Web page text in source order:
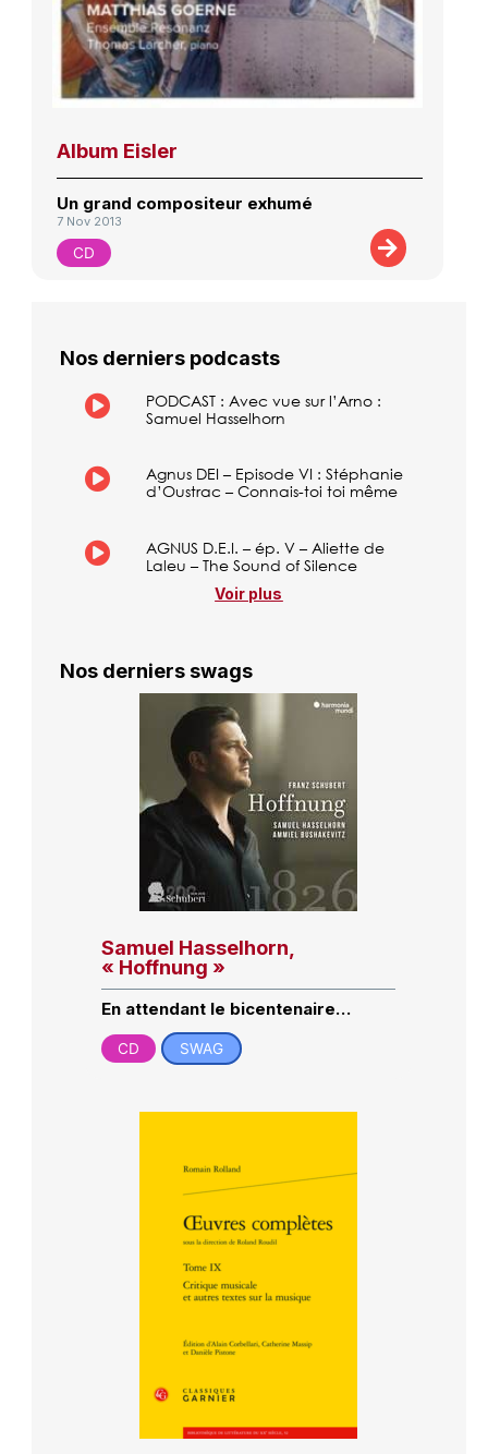
Album Eisler
Un grand compositeur exhumé
7 Nov 2013
CD
Nos derniers podcasts
PODCAST : Avec vue sur l’Arno :
Samuel Hasselhorn
Agnus DEI – Episode VI : Stéphanie
d’Oustrac – Connais-toi toi même
AGNUS D.E.I. – ép. V – Aliette de
Laleu – The Sound of Silence
Voir plus
Nos derniers swags
Samuel Hasselhorn,
« Hoffnung »
En attendant le bicentenaire…
CD SWAG